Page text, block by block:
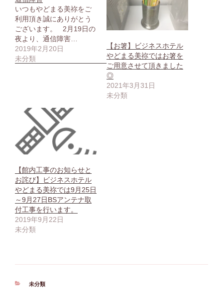
いつもやどまる美祢をご
利用頂き誠にありがとう
ございます。 2月19日の
夜より、通信障害…
2019年2月20日
未分類
【お箸】ビジネスホテル
やどまる美祢ではお箸を
ご用意させて頂きました
◎
2021年3月31日
未分類
【館内工事のお知らせと
お詫び】ビジネスホテル
やどまる美祢では9月25日
～9月27日BSアンテナ取
付工事を行います。
2019年9月22日
未分類
カ
未分類